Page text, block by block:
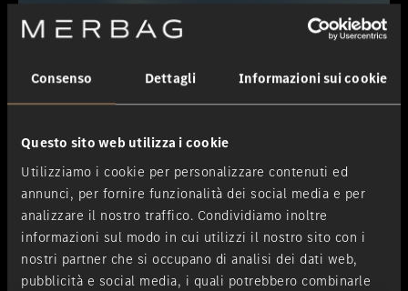
Consenso Dettagli Informazioni sui cookie
Questo sito web utilizza i cookie
Utilizziamo i cookie per personalizzare contenuti ed
annunci, per fornire funzionalità dei social media e per
analizzare il nostro traffico. Condividiamo inoltre
informazioni sul modo in cui utilizzi il nostro sito con i
nostri partner che si occupano di analisi dei dati web,
pubblicità e social media, i quali potrebbero combinarle